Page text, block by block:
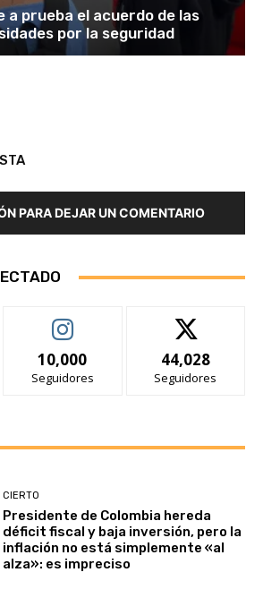
a prueba el acuerdo de las
por la seguridad
PARA DEJAR UN COMENTARIO
10,000
Seguidores
44,028
Seguidores
CIERTO
Presidente de Colombia hereda
déficit fiscal y baja inversión, pero la
inflación no está simplemente «al
alza»: es impreciso